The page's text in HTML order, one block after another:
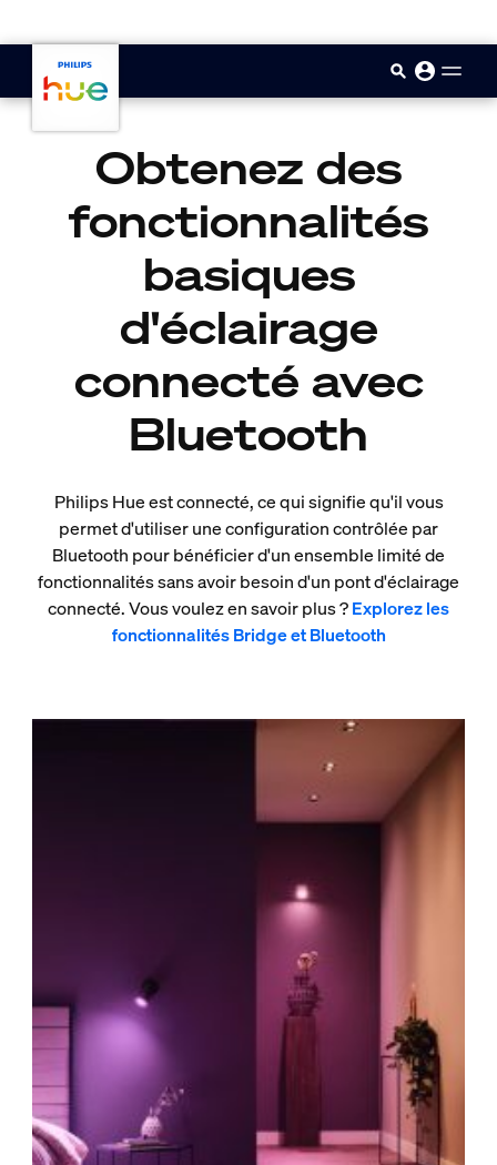
Obtenez des
fonctionnalités
basiques
d'éclairage
connecté avec
Bluetooth
Philips Hue est connecté, ce qui signifie qu'il vous
permet d'utiliser une configuration contrôlée par
Bluetooth pour bénéficier d'un ensemble limité de
fonctionnalités sans avoir besoin d'un pont d'éclairage
connecté. Vous voulez en savoir plus ?Explorez les
fonctionnalités Bridge et Bluetooth